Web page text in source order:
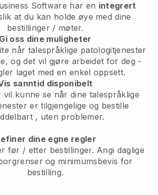
Software har en integrert
at du kan holde øye med dine
bestillinger / møter.
Gi oss dine muligheter
når talespråklige patologitjenester
og det vil gjøre arbeidet for deg -
laget med en enkel oppsett.
sanntid disponibelt
vil kunne se når dine talespråklige
er tilgjengelige og bestille
, uten problemer.
dine egne regler
før / etter bestillinger. Angi daglige
og minimumsbevis for
bestilling.